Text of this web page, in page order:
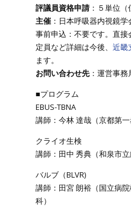
評議員資格申請 ：５単位
主催 ：日本呼吸器内視鏡
事前申込：不要です。直接
定員など詳細は今後、 近畿
ます。
お問い合わせ先：運営事務
■プログラム
EBUS-TBNA
講師：今林 達哉（京都第一
クライオ生検
講師：田中 秀典（和泉市
バルブ（BLVR)
講師：田宮 朗裕（国立病
科）